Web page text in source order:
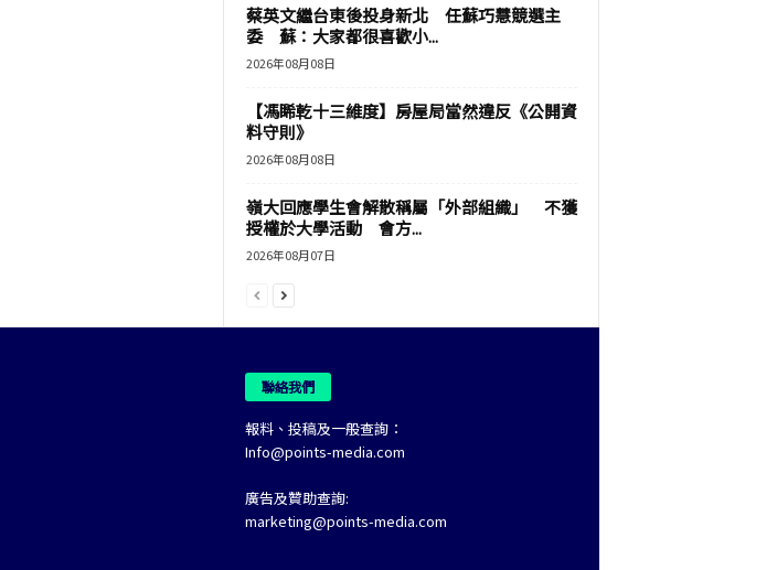
蔡英文繼台東後投身新北 任蘇巧慧競選主
委 蘇：大家都很喜歡小...
2026年08月08日
【馮睎乾十三維度】房屋局當然違反《公開資
料守則》
2026年08月08日
嶺大回應學生會解散稱屬「外部組織」 不獲
授權於大學活動 會方...
2026年08月07日
聯絡我們
報料、投稿及一般查詢：
Info@points-media.com
廣告及贊助查詢:
marketing@points-media.com